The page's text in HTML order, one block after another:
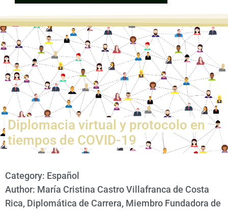
Diplomacia virtual y protocolo en
tiempos de COVID-19
Category: Español
Author: María Cristina Castro Villafranca de Costa
Rica, Diplomática de Carrera, Miembro Fundadora de